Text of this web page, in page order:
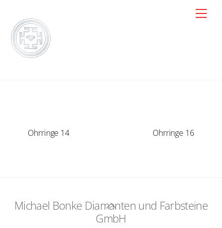
content
Ohrringe 14 Ohrringe 16
Back
To
Michael Bonke Diamanten und Farbsteine
GmbH